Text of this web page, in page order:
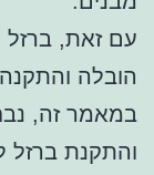
עם זאת,
הובלה
במאמר זה,
והתקנת ברזל